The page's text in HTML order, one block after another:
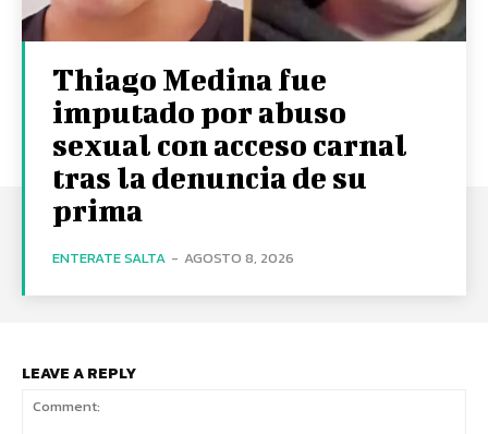
Thiago Medina fue
imputado por abuso
sexual con acceso carnal
tras la denuncia de su
prima
ENTERATE SALTA - AGOSTO 8, 2026
LEAVE A REPLY